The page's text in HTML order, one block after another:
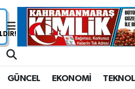
GÜNCEL EKONOMİ
Nöbetçi Eczaneler